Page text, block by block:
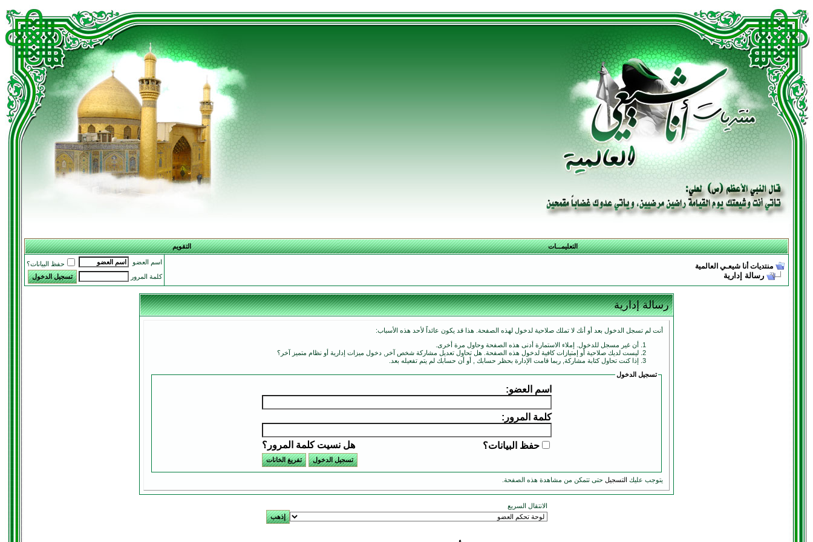
التعليمـــات التقويم
منتديات أنا شيعـي العالمية
رسالة إدارية
اسم العضو
حفظ البيانات؟
كلمة المرور
رسالة إدارية
أنت لم تسجل الدخول بعد أو أنك لا تملك صلاحية لدخول لهذه الصفحة. هذا قد يكون عائداً لأحد هذه الأسباب:
أن غير مسجل للدخول. إملاء الاستمارة أدنى هذه الصفحة وحاول مرة أخرى.
ليست لديك صلاحية أو إمتيازات كافية لدخول هذه الصفحة. هل تحاول تعديل مشاركة شخص آخر, دخول ميزات إدارية أو نظام متميز آخر؟
إذا كنت تحاول كتابة مشاركة, ربما قامت الإدارة بحظر حسابك , أو أن حسابك لم يتم تفعيله بعد.
تسجيل الدخول
اسم العضو:
كلمة المرور:
هل نسيت كلمة المرور؟ حفظ البيانات؟
يتوجب عليك التسجيل حتى تتمكن من مشاهدة هذه الصفحة.
الانتقال السريع